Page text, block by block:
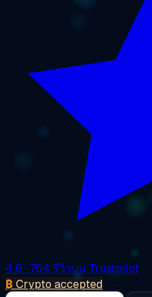
4.6 · 764 รีวิวบน Trustpilot
₿ Crypto accepted